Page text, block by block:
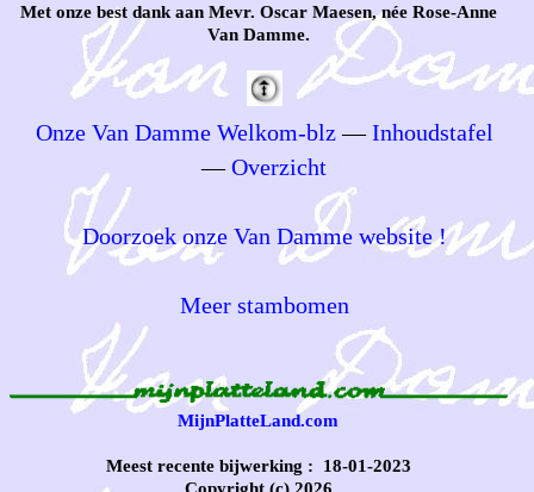
Met onze best dank aan Mevr. Oscar Maesen, née Rose-Anne
Van Damme.
Onze Van Damme Welkom-blz—Inhoudstafel
—Overzicht
Doorzoek onze Van Damme website !
Meer stambomen
MijnPlatteLand.com
Meest recente bijwerking : 18-01-2023